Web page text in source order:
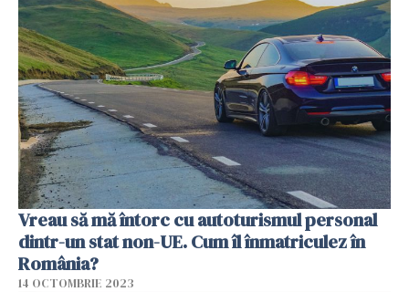
Vreau să mă întorc cu autoturismul personal
dintr-un stat non-UE. Cum îl înmatriculez în
România?
14 OCTOMBRIE 2023